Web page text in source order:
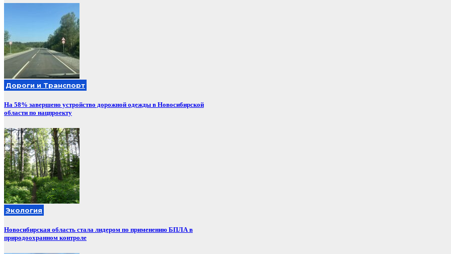
Дороги и Транспорт
На 58% завершено устройство дорожной одежды в Новосибирской
области по нацпроекту
Экология
Новосибирская область стала лидером по применению БПЛА в
природоохранном контроле